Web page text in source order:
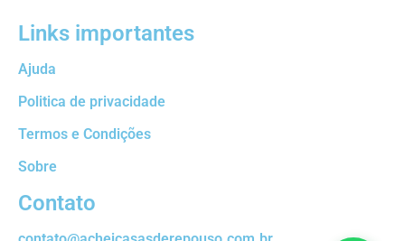
Links importantes
Ajuda
Politica de privacidade
Termos e Condições
Sobre
Contato